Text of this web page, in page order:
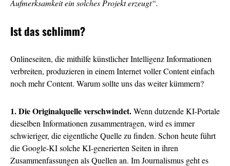
Aufmerksamkeit ein solches Projekt erzeugt“.
Ist das schlimm?
Onlineseiten, die mithilfe künstlicher Intelligenz Informationen
verbreiten, produzieren in einem Internet voller Content einfach
noch mehr Content. Warum sollte uns das weiter kümmern?
1. Die Originalquelle verschwindet.Wenn dutzende KI-Portale
dieselben Informationen zusammentragen, wird es immer
schwieriger, die eigentliche Quelle zu finden. Schon heute führt
die Google-KI solche KI-generierten Seiten in ihren
Zusammenfassungen als Quellen an. Im Journalismus geht es